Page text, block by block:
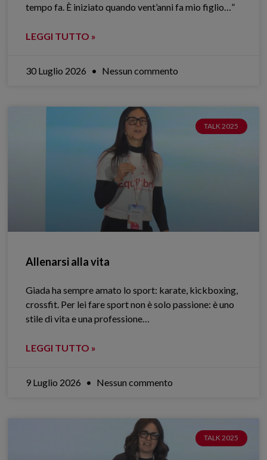
tempo fa. È iniziato quando vent’anni fa mio figlio…”
LEGGI TUTTO »
30 Luglio 2026 Nessun commento
TALK 2025
Allenarsi alla vita
Giada ha sempre amato lo sport: karate, kickboxing,
crossfit. Per lei fare sport non è solo passione: è uno
stile di vita e una professione…
LEGGI TUTTO »
9 Luglio 2026 Nessun commento
TALK 2025